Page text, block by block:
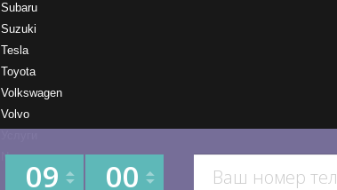
Subaru
Suzuki
Tesla
Toyota
Volkswagen
Volvo
New 09 00